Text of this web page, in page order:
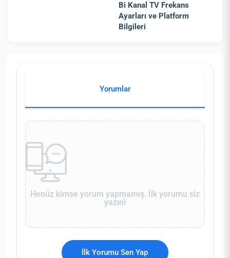
Bi Kanal TV Frekans
Ayarları ve Platform
Bilgileri
Yorumlar
Henüz kimse yorum yapmamış. İlk yorumu siz
yazın!
İlk Yorumu Sen Yap